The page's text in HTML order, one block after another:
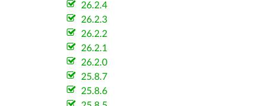
26.2.4
26.2.3
26.2.2
26.2.1
26.2.0
25.8.7
25.8.6